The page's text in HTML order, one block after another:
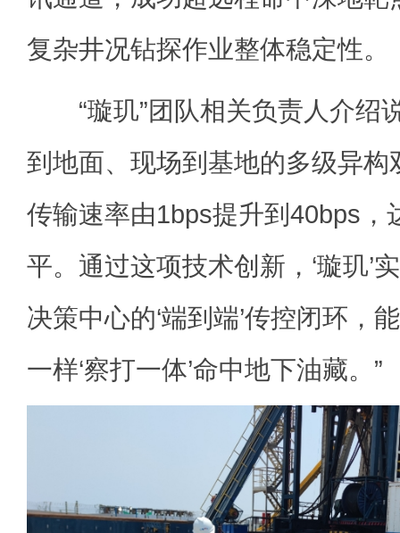
复杂井况钻探作业整体稳定性。
“璇玑”团队相关负责人介绍
到地面、现场到基地的多级异构
传输速率由1bps提升到40bps，
平。通过这项技术创新，‘璇玑’
决策中心的‘端到端’传控闭环，
一样‘察打一体’命中地下油藏。”